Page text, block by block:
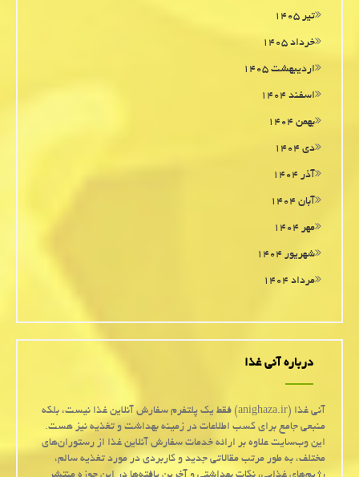
تیر ۱۴۰۵
خرداد ۱۴۰۵
اردیبهشت ۱۴۰۵
اسفند ۱۴۰۴
بهمن ۱۴۰۴
دی ۱۴۰۴
آذر ۱۴۰۴
آبان ۱۴۰۴
مهر ۱۴۰۴
شهریور ۱۴۰۴
مرداد ۱۴۰۴
درباره آنی غذا
آنی غذا (anighaza.ir) فقط یک پلتفرم سفارش آنلاین غذا نیست، بلکه
منبعی جامع برای کسب اطلاعات در زمینه بهداشت و تغذیه نیز هست.
این وب‌سایت علاوه بر ارائه خدمات سفارش آنلاین غذا از رستوران‌های
مختلف، به طور مرتب مقالاتی جدید و کاربردی در مورد تغذیه سالم،